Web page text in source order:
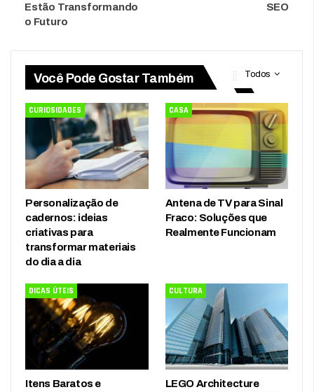
Estão Transformando
o Futuro
SEO
Todos
Você Pode Gostar Também
CURIOSIDADES
Personalização de
cadernos: ideias
criativas para
transformar materiais
do dia a dia
CASA
Antena de TV para Sinal
Fraco: Soluções que
Realmente Funcionam
DICAS ÚTEIS
Itens Baratos e
CULTURA
LEGO Architecture